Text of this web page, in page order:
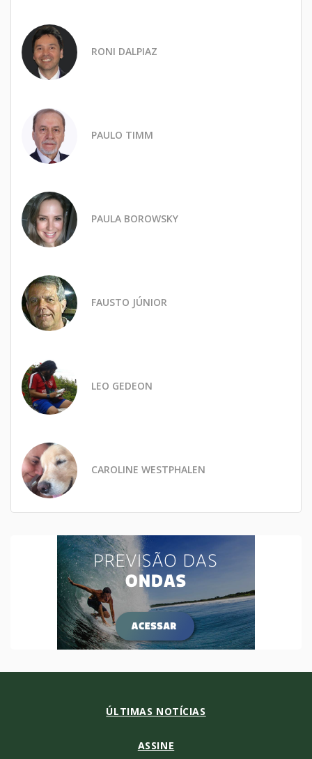
RONI DALPIAZ
PAULO TIMM
PAULA BOROWSKY
FAUSTO JÚNIOR
LEO GEDEON
CAROLINE WESTPHALEN
ÚLTIMAS NOTÍCIAS
ASSINE